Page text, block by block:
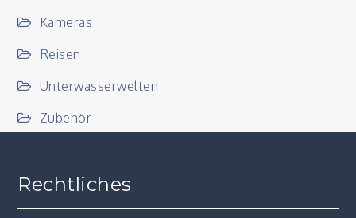
Kameras
Reisen
Unterwasserwelten
Zubehör
Rechtliches